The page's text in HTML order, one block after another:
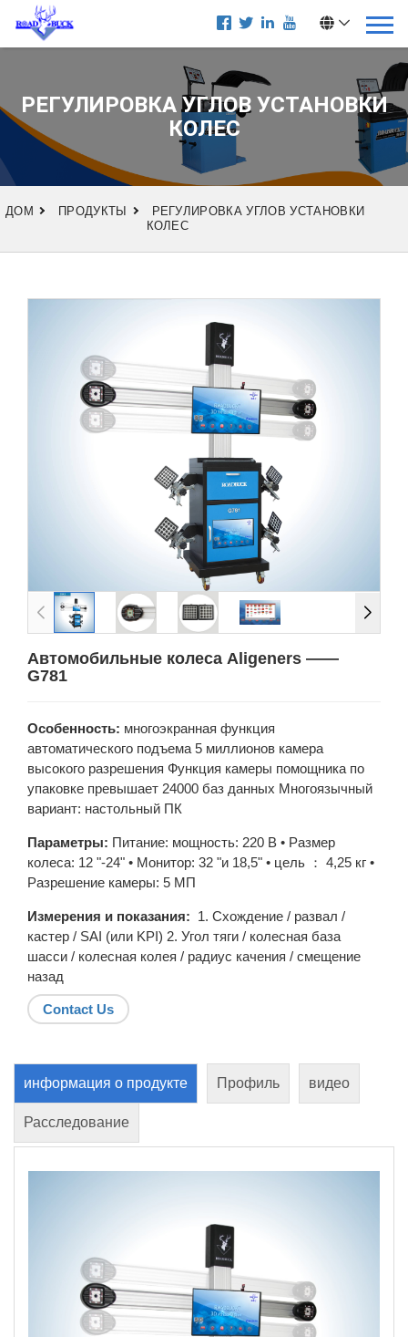
РЕГУЛИРОВКА УГЛОВ УСТАНОВКИ
КОЛЕС
ДОМ ПРОДУКТЫ
РЕГУЛИРОВКА УГЛОВ УСТАНОВКИ
КОЛЕС
Автомобильные колеса Aligeners ——
G781
Особенность: многоэкранная функция
автоматического подъема 5 миллионов камера
высокого разрешения Функция камеры помощника по
упаковке превышает 24000 баз данных Многоязычный
вариант: настольный ПК
Параметры: Питание: мощность: 220 В • Размер
колеса: 12 "-24" • Монитор: 32 "и 18,5" • цель ： 4,25 кг •
Разрешение камеры: 5 МП
Измерения и показания: 1. Схождение / развал /
кастер / SAI (или KPI) 2. Угол тяги / колесная база
шасси / колесная колея / радиус качения / смещение
назад
Contact Us
информация о продукте Профиль видео
Расследование